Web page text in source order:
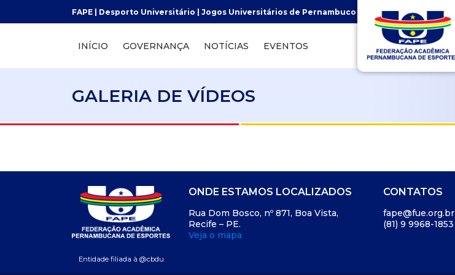
FAPE | Desporto Universitário | Jogos Universitários de Pernambuco (JUPs)
INÍCIO GOVERNANÇA NOTÍCIAS EVENTOS
GALERIA DE VÍDEOS
Entidade filiada à @cbdu
ONDE ESTAMOS LOCALIZADOS
Rua Dom Bosco, nº 871, Boa Vista,
Recife – PE.
Veja o mapa
CONTATOS
fape@fue.org.br
(81) 9 9968-1853